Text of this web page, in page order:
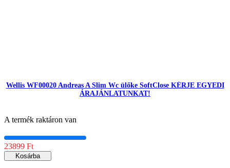
Wellis WF00020 Andreas A Slim Wc ülőke SoftClose KÉRJE EGYEDI
ÁRAJÁNLATUNKAT!
A termék raktáron van
23899 Ft
Kosárba